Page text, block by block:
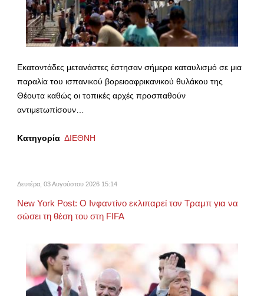
Εκατοντάδες μετανάστες έστησαν σήμερα καταυλισμό σε μια
παραλία του ισπανικού βορειοαφρικανικού θυλάκου της
Θέουτα καθώς οι τοπικές αρχές προσπαθούν
αντιμετωπίσουν…
Κατηγορία ΔΙΕΘΝΗ
Δευτέρα, 03 Αυγούστου 2026 15:14
New York Post: Ο Ινφαντίνο εκλιπαρεί τον Τραμπ για να
σώσει τη θέση του στη FIFA